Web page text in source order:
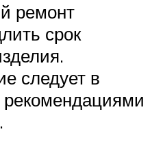
ремонт
срок
следует в
рекомендациями